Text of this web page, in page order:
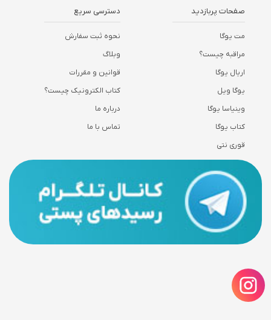
صفحات پربازدید
مت یوگا
مراقبه چیست؟
اریال یوگا
یوگا ویل
وینیاسا یوگا
کتاب یوگا
قوری نتی
دسترسی سریع
نحوه ثبت سفارش
وبلاگ
قوانین و مقررات
کتاب الکترونیک چیست؟
درباره ما
تماس با ما